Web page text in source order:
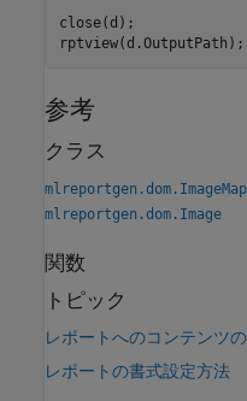
close(d);
rptview(d.OutputPath);
参考
クラス
mlreportgen.dom.ImageMap
mlreportgen.dom.Image
関数
トピック
レポートへのコンテンツ
レポートの書式設定方法